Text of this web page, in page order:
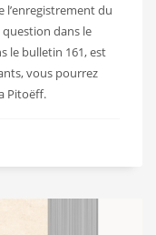
l’enregistrement du
question dans le
le bulletin 161, est
vous pourrez
Pitoëff.